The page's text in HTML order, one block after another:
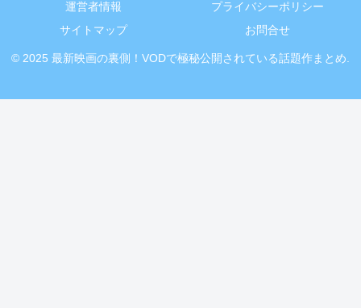
運営者情報
プライバシーポリシー
サイトマップ
お問合せ
© 2025 最新映画の裏側！VODで極秘公開されている話題作まとめ.